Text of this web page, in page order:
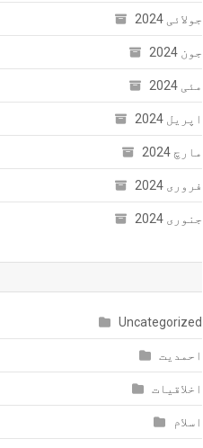
جولائی 2024
جون 2024
مئی 2024
اپریل 2024
مارچ 2024
فروری 2024
جنوری 2024
Uncategorized
احمدیت
اخلاقیات
اسلام